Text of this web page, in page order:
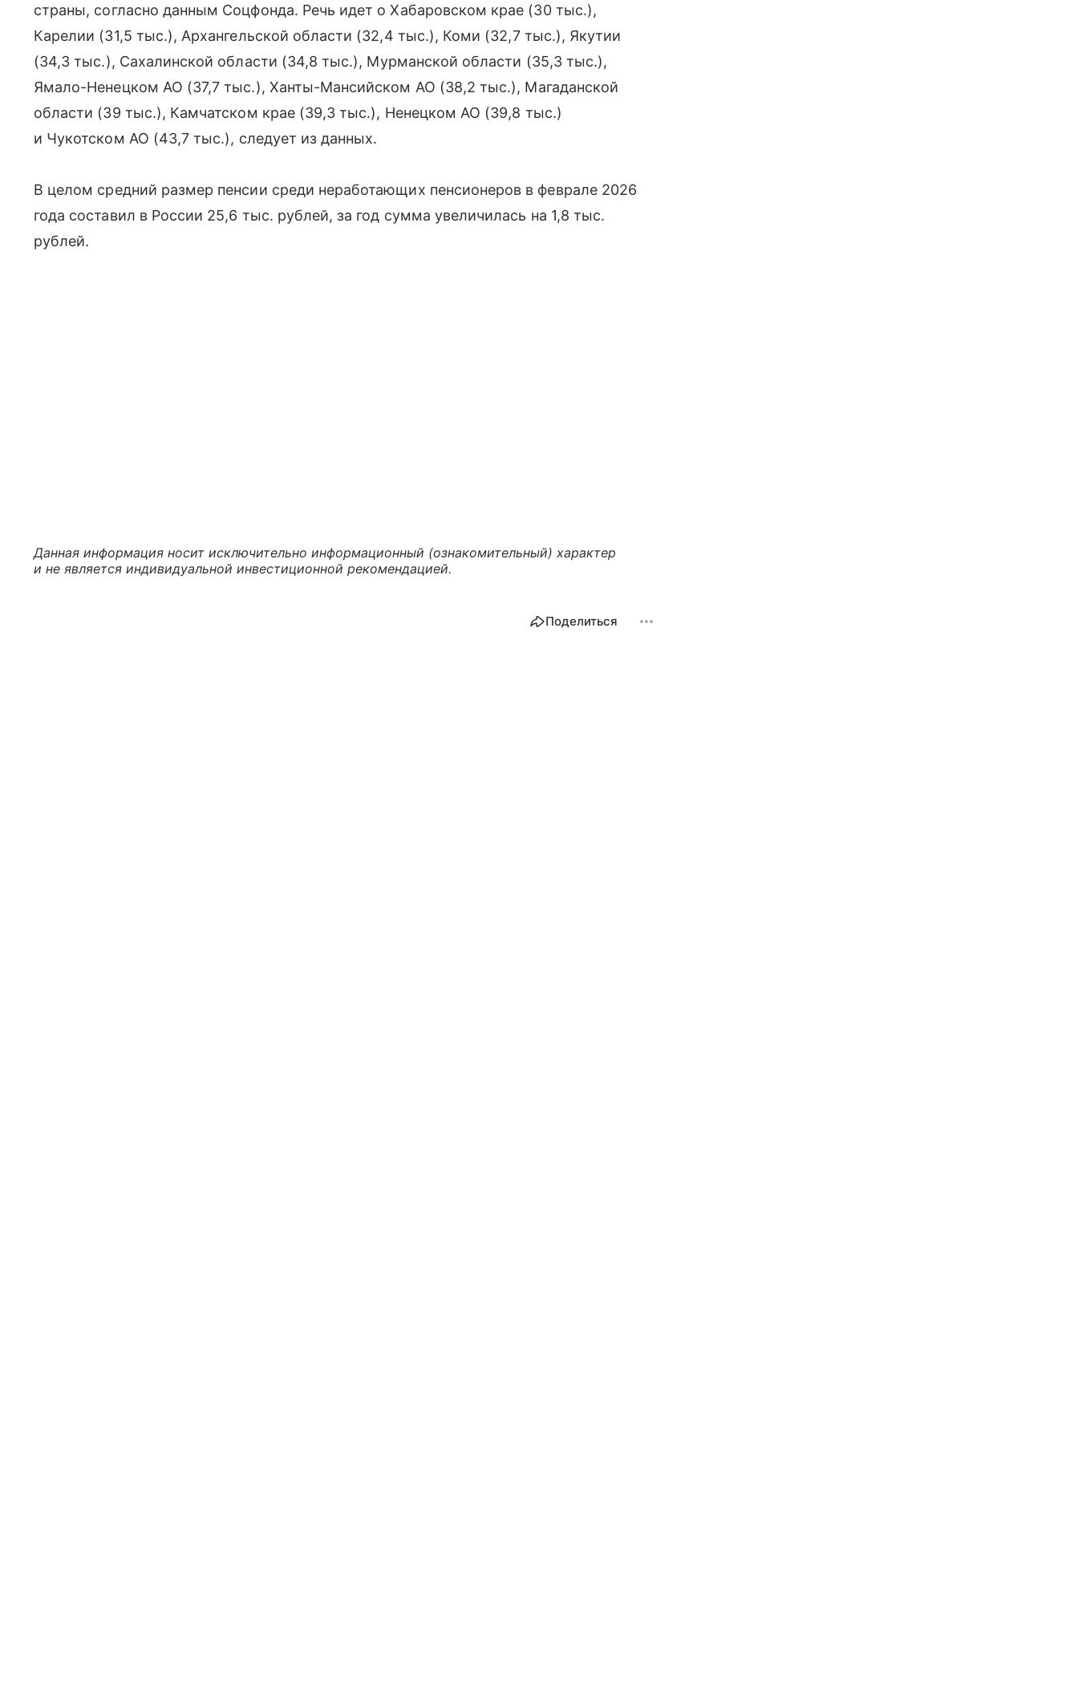
страны, согласно данным Соцфонда. Речь идет о Хабаровском крае (30 тыс.),
Карелии (31,5 тыс.), Архангельской области (32,4 тыс.), Коми (32,7 тыс.), Якутии
(34,3 тыс.), Сахалинской области (34,8 тыс.), Мурманской области (35,3 тыс.),
Ямало-Ненецком АО (37,7 тыс.), Ханты-Мансийском АО (38,2 тыс.), Магаданской
области (39 тыс.), Камчатском крае (39,3 тыс.), Ненецком АО (39,8 тыс.)
и Чукотском АО (43,7 тыс.), следует из данных.
В целом средний размер пенсии среди неработающих пенсионеров в феврале 2026
года составил в России 25,6 тыс. рублей, за год сумма увеличилась на 1,8 тыс.
рублей.
Данная информация носит исключительно информационный (ознакомительный) характер
и не является индивидуальной инвестиционной рекомендацией.
Поделиться